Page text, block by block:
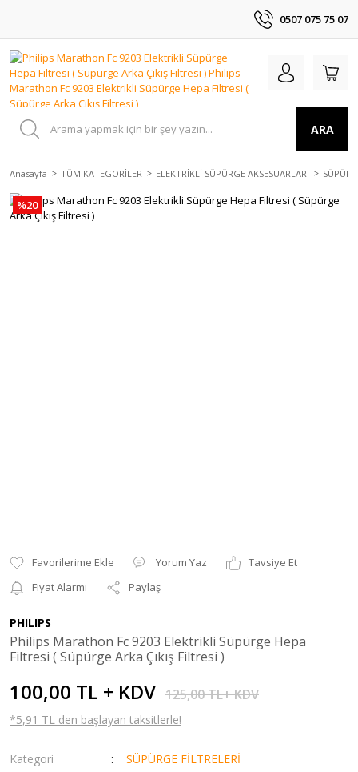
0507 075 75 07
ARA
Anasayfa TÜM KATEGORİLER ELEKTRİKLİ SÜPÜRGE AKSESUARLARI
%20
Yorum Yaz
Tavsiye Et
Fiyat Alarmı
Paylaş
PHILIPS
Philips Marathon Fc 9203 Elektrikli Süpürge Hepa
Filtresi ( Süpürge Arka Çıkış Filtresi )
100,00 TL + KDV 125,00 TL+ KDV
*5,91 TL den başlayan taksitlerle!
Kategori
SÜPÜRGE FİLTRELERİ